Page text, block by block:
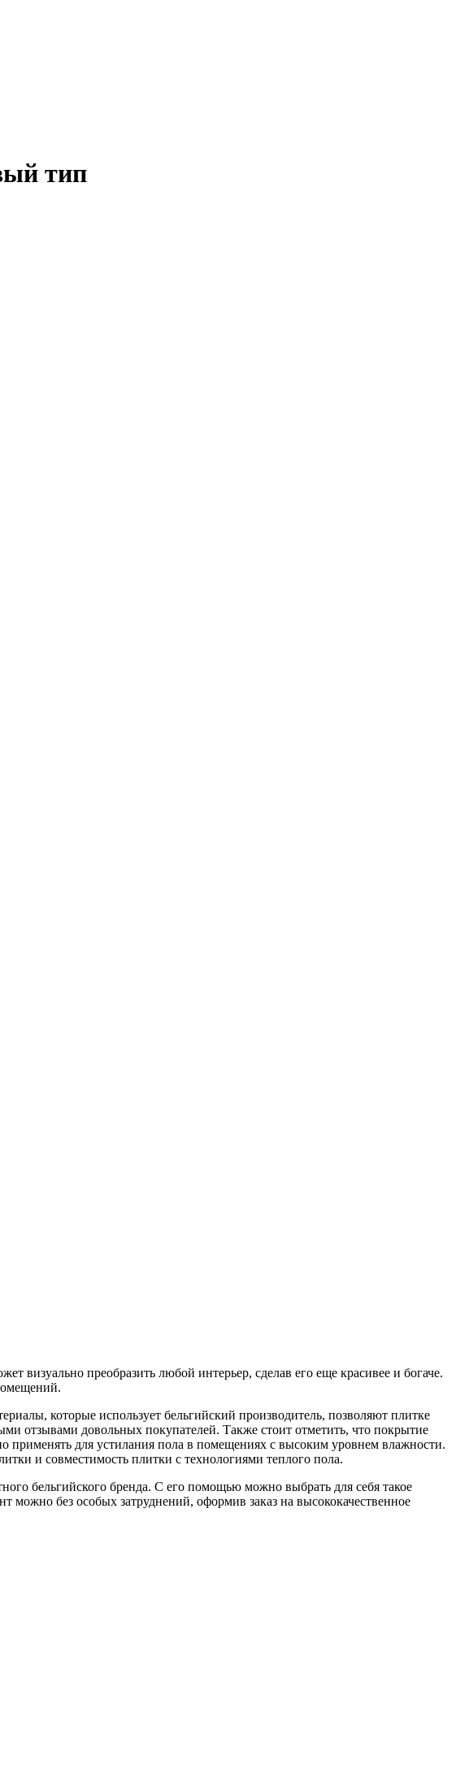
тип
преобразить любой интерьер, сделав его еще красивее и богаче.
которые использует бельгийский производитель, позволяют плитке
отзывами довольных покупателей. Также стоит отметить, что покрытие
применять для устилания пола в помещениях с высоким уровнем влажности.
и совместимость плитки с технологиями теплого пола.
бельгийского бренда. С его помощью можно выбрать для себя такое
без особых затруднений, оформив заказ на высококачественное